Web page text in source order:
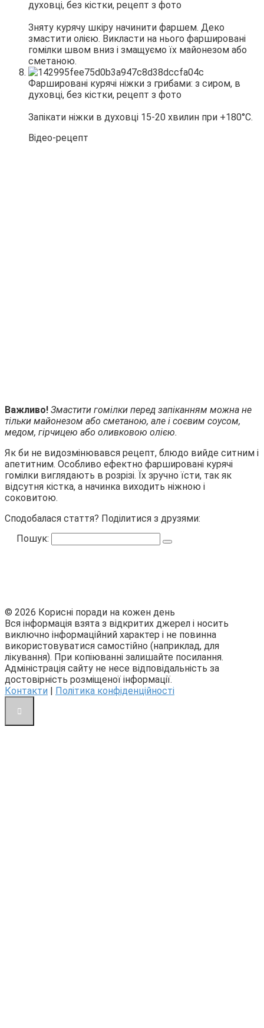
Зняту курячу шкіру начинити фаршем. Деко
змастити олією. Викласти на нього фаршировані
гомілки швом вниз і змащуємо їх майонезом або
сметаною.
Запікати ніжки в духовці 15-20 хвилин при +180°С.
Відео-рецепт
Важливо! Змастити гомілки перед запіканням можна не
тільки майонезом або сметаною, але і соєвим соусом,
медом, гірчицею або оливковою олією.
Як би не видозмінювався рецепт, блюдо вийде ситним і
апетитним. Особливо ефектно фаршировані курячі
гомілки виглядають в розрізі. Їх зручно їсти, так як
відсутня кістка, а начинка виходить ніжною і
соковитою.
Сподобалася стаття? Поділитися з друзями:
Пошук:
© 2026 Корисні поради на кожен день
Вся інформація взята з відкритих джерел і носить
виключно інформаційний характер і не повинна
використовуватися самостійно (наприклад, для
лікування). При копіюванні залишайте посилання.
Адміністрація сайту не несе відповідальність за
достовірність розміщеної інформації.
Контакти | Політика конфіденційності